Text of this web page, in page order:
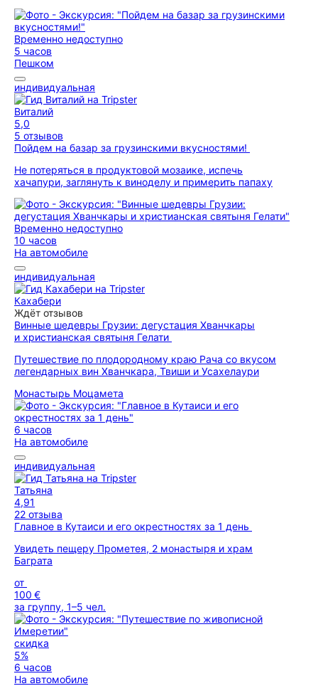
Временно недоступно
5 часов
Пешком
индивидуальная
Виталий
5,0
5 отзывов
Пойдем на базар за грузинскими вкусностями!
Не потеряться в продуктовой мозаике, испечь
хачапури, заглянуть к виноделу и примерить папаху
Временно недоступно
10 часов
На автомобиле
индивидуальная
Кахабери
Ждёт отзывов
Винные шедевры Грузии: дегустация Хванчкары
и христианская святыня Гелати
Путешествие по плодородному краю Рача со вкусом
легендарных вин Хванчкара, Твиши и Усахелаури
Монастырь Моцамета
6 часов
На автомобиле
индивидуальная
Татьяна
4,91
22 отзыва
Главное в Кутаиси и его окрестностях за 1 день
Увидеть пещеру Прометея, 2 монастыря и храм
Баграта
от
100 €
за группу, 1–5 чел.
скидка
5%
6 часов
На автомобиле